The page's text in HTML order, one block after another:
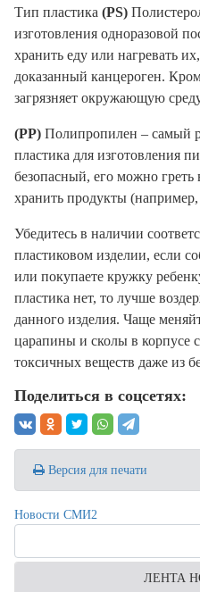
Тип пластика (PS)
изготовления одноразовой
хранить еду или нагревать
доказанный канцероген.
загрязняет окружающую
(PP) Полипропилен – самый
пластика для изготовления
безопасный, его можно
хранить продукты
Убедитесь в наличии
пластиковом изделии, если
или покупаете кружку
пластика нет, то лучше
данного изделия. Чаще
царапины и сколы в корпусе
токсичных веществ даже из
Поделиться в соцсетях:
Версия для печати
Новости СМИ2
ЛЕНТА